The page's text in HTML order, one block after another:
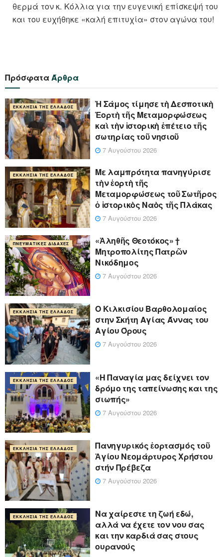
θερμά τον κ. Κόλλια για την ευγενική επίσκεψή του
και του ευχήθηκε «καλή επιτυχία» στον αγώνα του!
ΠρόσφαταΆρθρα
ΕΚΚΛΗΣΊΑ ΤΗΣ ΕΛΛΆΔΟΣ
Ἡ Σάμος τίμησε τὴ Δεσποτικὴ
Ἑορτὴ τῆς Μεταμορφώσεως
καὶ τὴν ἱστορικὴ ἐπέτειο τῆς
σωτηρίας τοῦ νησιοῦ
7 Αυγούστου 2026
ΕΚΚΛΗΣΊΑ ΤΗΣ ΕΛΛΆΔΟΣ
Με λαμπρότητα πανηγύρισε
τὴν ἑορτὴ τῆς
Μεταμορφώσεως τοῦ Σωτῆρος
ὁ ἱστορικὸς Ναὸς τῆς Πλάκας
7 Αυγούστου 2026
ΠΝΕΥΜΑΤΙΚΈΣ ΔΙΔΑΧΈΣ
«Ἀληθῆς Θεοτόκος» †
Μητροπολίτης Πατρῶν
Νικόδημος
7 Αυγούστου 2026
ΕΚΚΛΗΣΊΑ ΤΗΣ ΕΛΛΆΔΟΣ
Ο Κιλκισίου Βαρθολομαίος
στην Σκήτη Αγίας Άννας του
Αγίου Όρους
7 Αυγούστου 2026
ΕΚΚΛΗΣΊΑ ΤΗΣ ΕΛΛΆΔΟΣ
«Η Παναγία μας δείχνει τον
δρόμο της ταπείνωσης και της
σιωπής»
7 Αυγούστου 2026
ΕΚΚΛΗΣΊΑ ΤΗΣ ΕΛΛΆΔΟΣ
Πανηγυρικός ἑορτασμός τοῦ
Ἁγίου Νεομάρτυρος Χρήστου
στήν Πρέβεζα
7 Αυγούστου 2026
ΕΚΚΛΗΣΊΑ ΤΗΣ ΕΛΛΆΔΟΣ
Να χαίρεστε τη ζωή εδώ,
αλλά να έχετε τον νου σας
και την καρδιά σας στους
ουρανούς